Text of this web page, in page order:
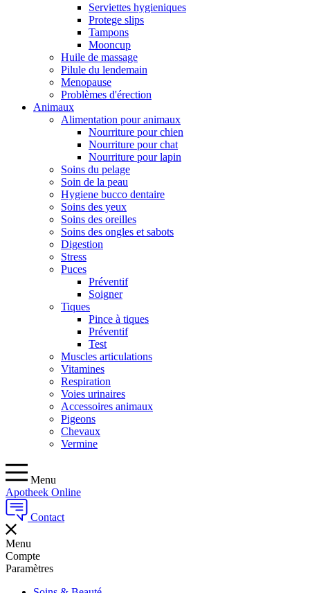
Serviettes hygieniques
Protege slips
Tampons
Mooncup
Huile de massage
Pilule du lendemain
Menopause
Problèmes d'érection
Animaux
Alimentation pour animaux
Nourriture pour chien
Nourriture pour chat
Nourriture pour lapin
Soins du pelage
Soin de la peau
Hygiene bucco dentaire
Soins des yeux
Soins des oreilles
Soins des ongles et sabots
Digestion
Stress
Puces
Préventif
Soigner
Tiques
Pince à tiques
Préventif
Test
Muscles articulations
Vitamines
Respiration
Voies urinaires
Accessoires animaux
Pigeons
Chevaux
Vermine
Menu
Apotheek Online
Contact
Menu
Compte
Paramètres